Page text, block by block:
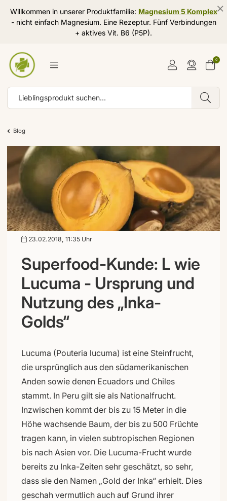
Willkommen in unserer Produktfamilie: Magnesium 5 Komplex
- nicht einfach Magnesium. Eine Rezeptur. Fünf Verbindungen
+ aktives Vit. B6 (P5P).
0
Blog
Superfood-Kunde: L wie
Lucuma - Ursprung und
Nutzung des „Inka-
Golds“
23.02.2018, 11:35 Uhr
Lucuma (Pouteria lucuma) ist eine Steinfrucht,
die ursprünglich aus den südamerikanischen
Anden sowie denen Ecuadors und Chiles
stammt. In Peru gilt sie als Nationalfrucht.
Inzwischen kommt der bis zu 15 Meter in die
Höhe wachsende Baum, der bis zu 500 Früchte
tragen kann, in vielen subtropischen Regionen
bis nach Asien vor. Die Lucuma-Frucht wurde
bereits zu Inka-Zeiten sehr geschätzt, so sehr,
dass sie den Namen „Gold der Inka“ erhielt. Dies
geschah vermutlich auch auf Grund ihrer